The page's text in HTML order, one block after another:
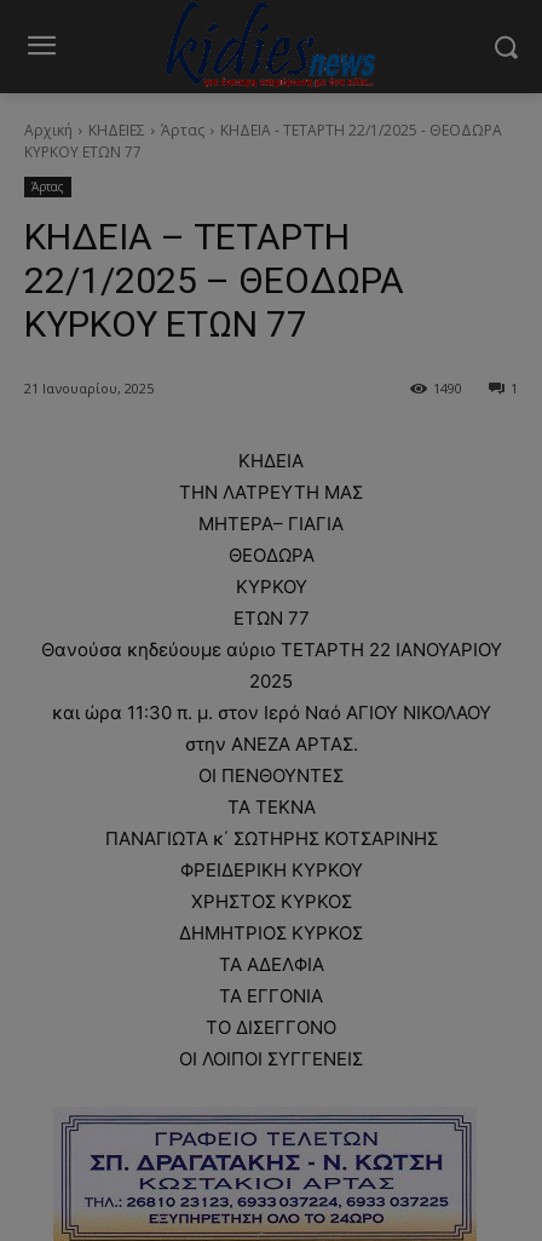
Αρχική ΚΗΔΕΙΕΣ Άρτας
ΚΗΔΕΙΑ - ΤΕΤΑΡΤΗ 22/1/2025 - ΘΕΟΔΩΡΑ
ΚΥΡΚΟΥ ΕΤΩΝ 77
Άρτας
ΚΗΔΕΙΑ – ΤΕΤΑΡΤΗ
22/1/2025 – ΘΕΟΔΩΡΑ
ΚΥΡΚΟΥ ΕΤΩΝ 77
21 Ιανουαρίου, 2025 1
1490
ΚΗΔΕΙΑ
ΤΗΝ ΛΑΤΡΕΥΤΗ ΜΑΣ
ΜΗΤΕΡΑ– ΓΙΑΓΙΑ
ΘΕΟΔΩΡΑ
ΚΥΡΚΟΥ
ΕΤΩΝ 77
Θανούσα κηδεύουμε αύριο ΤΕΤΑΡΤΗ 22 ΙΑΝΟΥΑΡΙΟΥ
2025
και ώρα 11:30 π. μ. στον Ιερό Ναό ΑΓΙΟΥ ΝΙΚΟΛΑΟΥ
στην ΑΝΕΖΑ ΑΡΤΑΣ.
ΟΙ ΠΕΝΘΟΥΝΤΕΣ
ΤΑ ΤΕΚΝΑ
ΠΑΝΑΓΙΩΤΑ κ΄ ΣΩΤΗΡΗΣ ΚΟΤΣΑΡΙΝΗΣ
ΦΡΕΙΔΕΡΙΚΗ ΚΥΡΚΟΥ
ΧΡΗΣΤΟΣ ΚΥΡΚΟΣ
ΔΗΜΗΤΡΙΟΣ ΚΥΡΚΟΣ
ΤΑ ΑΔΕΛΦΙΑ
ΤΑ ΕΓΓΟΝΙΑ
ΤΟ ΔΙΣΕΓΓΟΝΟ
ΟΙ ΛΟΙΠΟΙ ΣΥΓΓΕΝΕΙΣ